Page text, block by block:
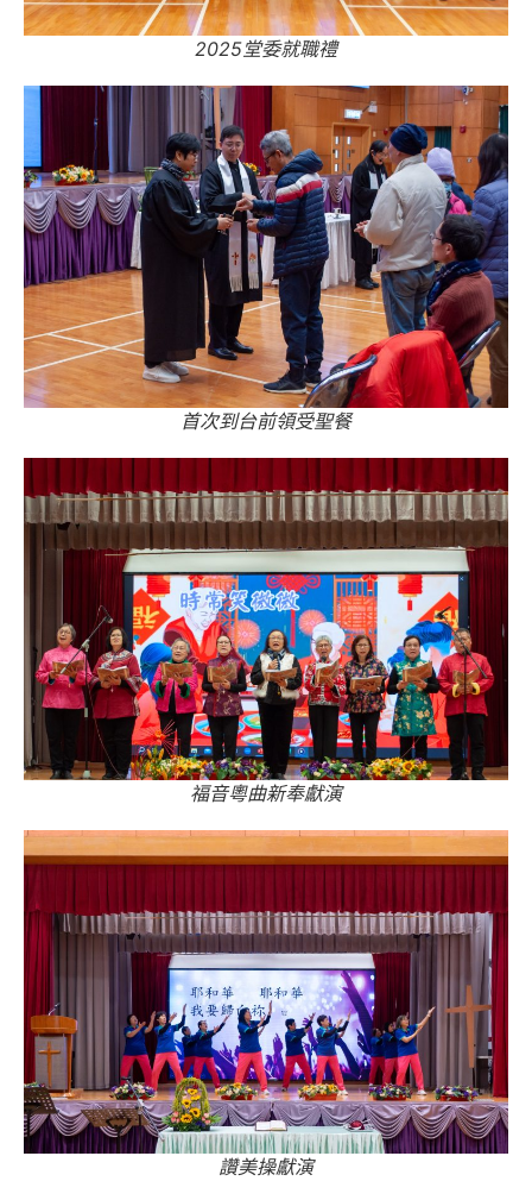
2025堂委就職禮
首次到台前領受聖餐
福音粵曲新奉獻演
讚美操獻演